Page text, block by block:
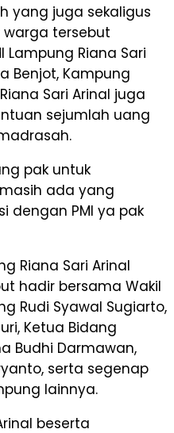
yang juga sekaligus
tersebut
Lampung Riana Sari
Benjot, Kampung
Sari Arinal juga
sejumlah uang
pak untuk
ada yang
dengan PMI ya pak
Riana Sari Arinal
hadir bersama Wakil
Rudi Syawal Sugiarto,
Ketua Bidang
Budhi Darmawan,
serta segenap
lainnya.
beserta